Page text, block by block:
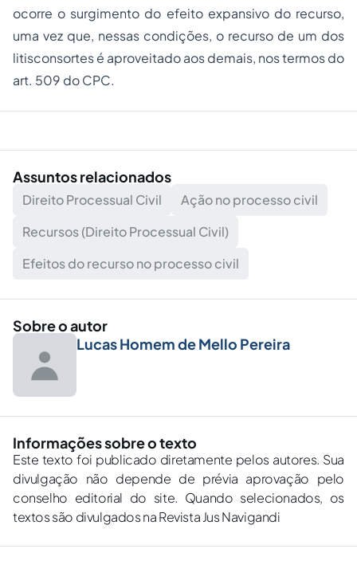
ocorre o surgimento do efeito expansivo do recurso,
uma vez que, nessas condições, o recurso de um dos
litisconsortes é aproveitado aos demais, nos termos do
art. 509 do CPC.
Assuntos relacionados
Direito Processual Civil
Ação no processo civil
Recursos (Direito Processual Civil)
Efeitos do recurso no processo civil
Sobre o autor
Lucas Homem de Mello Pereira
Informações sobre o texto
Este texto foi publicado diretamente pelos autores. Sua
divulgação não depende de prévia aprovação pelo
conselho editorial do site. Quando selecionados, os
textos são divulgados na Revista Jus Navigandi